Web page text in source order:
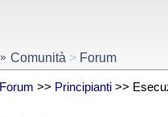
Comunità > Forum
Forum >> Principianti>>